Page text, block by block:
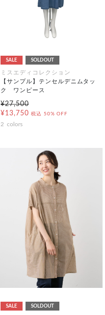
SALE SOLDOUT
ミスエディコレクション
【サンプル】テンセルデニムタッ
ク ワンピース
¥27,500
¥13,750 税込 50% OFF
2 colors
SALE SOLDOUT